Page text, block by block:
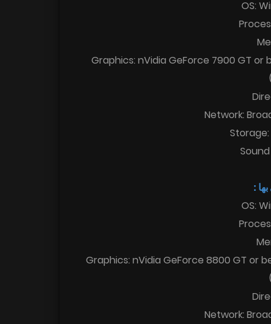
OS:
Graphics: nVidia GeForce 7900 GT or
Network:
Storage:
:
OS:
Graphics: nVidia GeForce 8800 GT or
Network: